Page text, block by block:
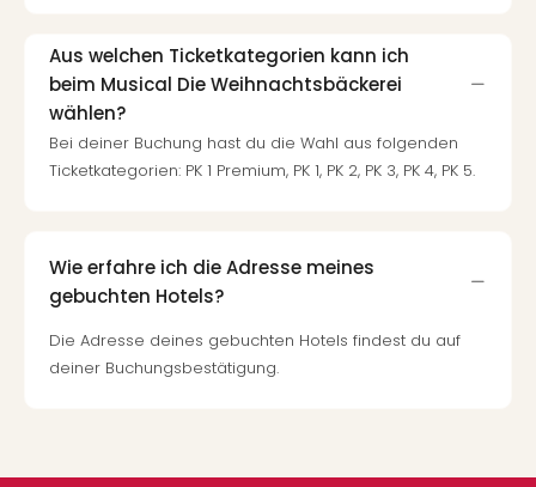
Aus welchen Ticketkategorien kann ich
beim Musical Die Weihnachtsbäckerei
wählen?
Bei deiner Buchung hast du die Wahl aus folgenden
Ticketkategorien: PK 1 Premium, PK 1, PK 2, PK 3, PK 4, PK 5.
Wie erfahre ich die Adresse meines
gebuchten Hotels?
Die Adresse deines gebuchten Hotels findest du auf
deiner Buchungsbestätigung.